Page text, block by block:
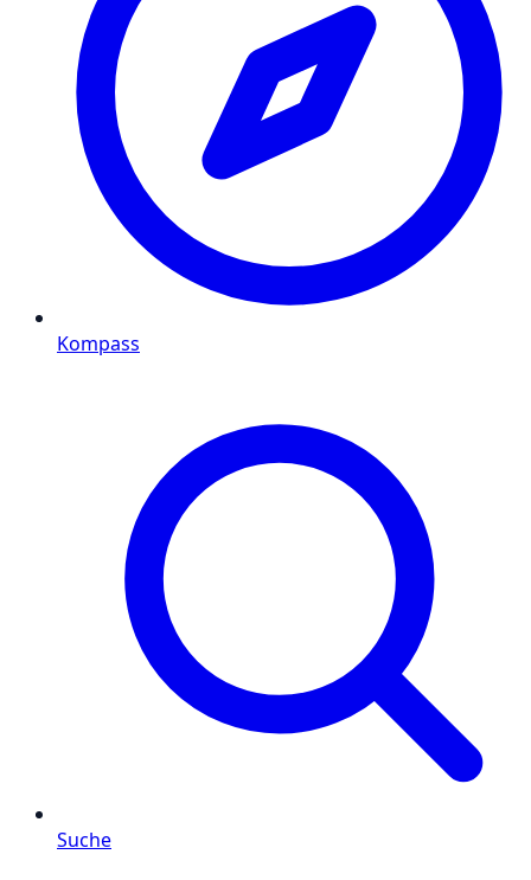
Kompass
Suche